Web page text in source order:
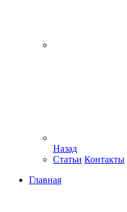
Назад
Статьи Контакты
Главная